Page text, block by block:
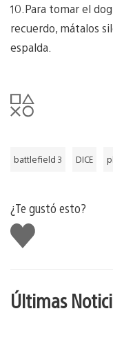
10.Para tomar el
recuerdo, mátalos
espalda.
battlefield 3 DICE
¿Te gustó esto?
Me
gusta
Últimas